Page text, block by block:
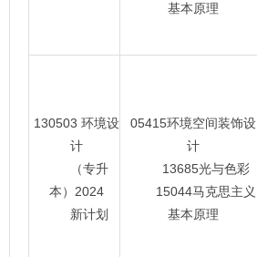
基本原理
130503 环境设
计
（专升
本）2024
新计划
05415环境空间装饰设
计
13685光与色彩
15044马克思主义
基本原理